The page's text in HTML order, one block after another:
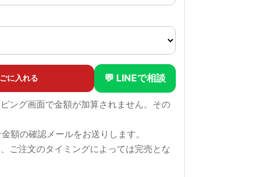
に入れる 💬 LINEで相談
ング画面で金額が加算されません。その
額の確認メールをお送りします。
ご注文のタイミングによっては完売とな